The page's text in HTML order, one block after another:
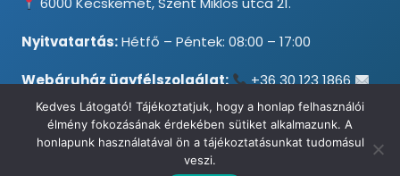
Nyitvatartás:Hétfő – Péntek: 08:00 – 17:00
Webáruház ügyfélszolgálat:
+36 30 123 1866
info@testpancel.hu
Kedves Látogató! Tájékoztatjuk, hogy a honlap felhasználói
élmény fokozásának érdekében sütiket alkalmazunk. A
honlapunk használatával ön a tájékoztatásunkat tudomásul
veszi.